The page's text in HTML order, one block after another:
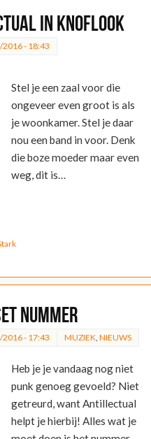
in Knoflook
- 18:43
Stel je een zaal voor die
ongeveer even groot is als
je woonkamer. Stel je daar
nou een band in voor. Denk
die boze moeder maar even
weg, dit is…
nummer
- 17:43 MUZIEK NIEUWS
Heb je je vandaag nog niet
punk genoeg gevoeld? Niet
getreurd, want Antillectual
helpt je hierbij! Alles wat je